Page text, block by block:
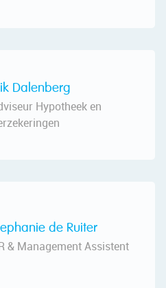
Dalenberg
Hypotheek en
de Ruiter
& Management Assistent